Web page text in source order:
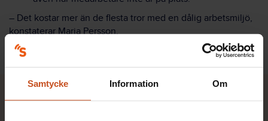
Samtycke Information Om
– Det kostar mer än de flesta tror med en dålig arbetsmiljö,
konstaterar Maria Persson.